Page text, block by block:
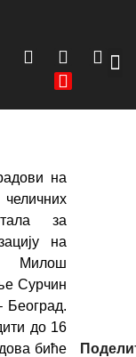
на
за
на
Милош
Сурчин
Београд.
до 16
биће